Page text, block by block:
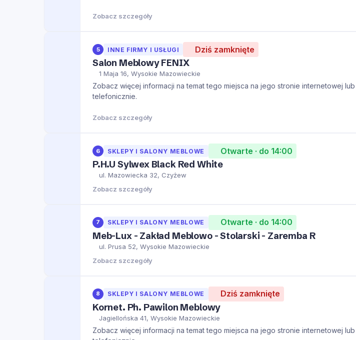
Zobacz szczegóły
5 INNE FIRMY I USŁUGI Dziś zamknięte
Salon Meblowy FENIX
1 Maja 16, Wysokie Mazowieckie
Zobacz więcej informacji na temat tego miejsca na jego stronie internetowej
telefonicznie.
Zobacz szczegóły
6 SKLEPY I SALONY MEBLOWE Otwarte · do 14:00
P.H.U Sylwex Black Red White
ul. Mazowiecka 32, Czyżew
Zobacz szczegóły
7 SKLEPY I SALONY MEBLOWE Otwarte · do 14:00
Meb-Lux - Zakład Meblowo - Stolarski - Zaremba R
ul. Prusa 52, Wysokie Mazowieckie
Zobacz szczegóły
8 SKLEPY I SALONY MEBLOWE Dziś zamknięte
Kornet. Ph. Pawilon Meblowy
Jagiellońska 41, Wysokie Mazowieckie
Zobacz więcej informacji na temat tego miejsca na jego stronie internetowej